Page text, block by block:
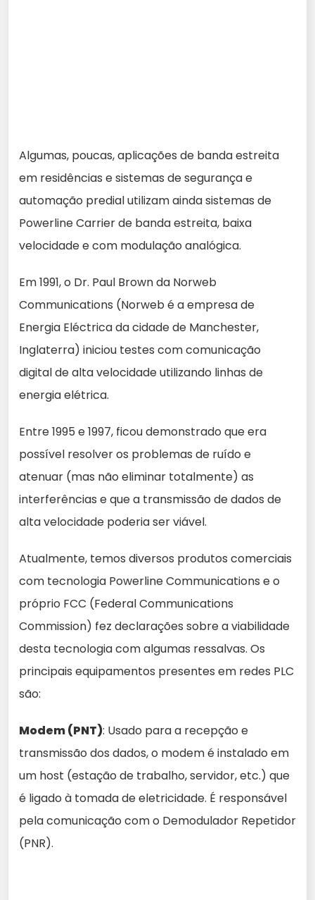
Algumas, poucas, aplicações de banda estreita
em residências e sistemas de segurança e
automação predial utilizam ainda sistemas de
Powerline Carrier de banda estreita, baixa
velocidade e com modulação analógica.
Em 1991, o Dr. Paul Brown da Norweb
Communications (Norweb é a empresa de
Energia Eléctrica da cidade de Manchester,
Inglaterra) iniciou testes com comunicação
digital de alta velocidade utilizando linhas de
energia elétrica.
Entre 1995 e 1997, ficou demonstrado que era
possível resolver os problemas de ruído e
atenuar (mas não eliminar totalmente) as
interferências e que a transmissão de dados de
alta velocidade poderia ser viável.
Atualmente, temos diversos produtos comerciais
com tecnologia Powerline Communications e o
próprio FCC (Federal Communications
Commission) fez declarações sobre a viabilidade
desta tecnologia com algumas ressalvas. Os
principais equipamentos presentes em redes PLC
são:
Modem (PNT): Usado para a recepção e
transmissão dos dados, o modem é instalado em
um host (estação de trabalho, servidor, etc.) que
é ligado à tomada de eletricidade. É responsável
pela comunicação com o Demodulador Repetidor
(PNR).